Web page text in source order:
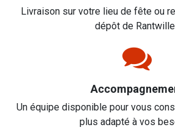
Livraison sur votre lieu de fête ou
dépôt de
Un équipe disponible pour vous
plus adapté à vos